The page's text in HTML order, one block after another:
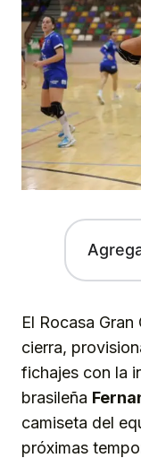
El Rocasa Gran
cierra,
fichajes con la
brasileña
camiseta del
próximas